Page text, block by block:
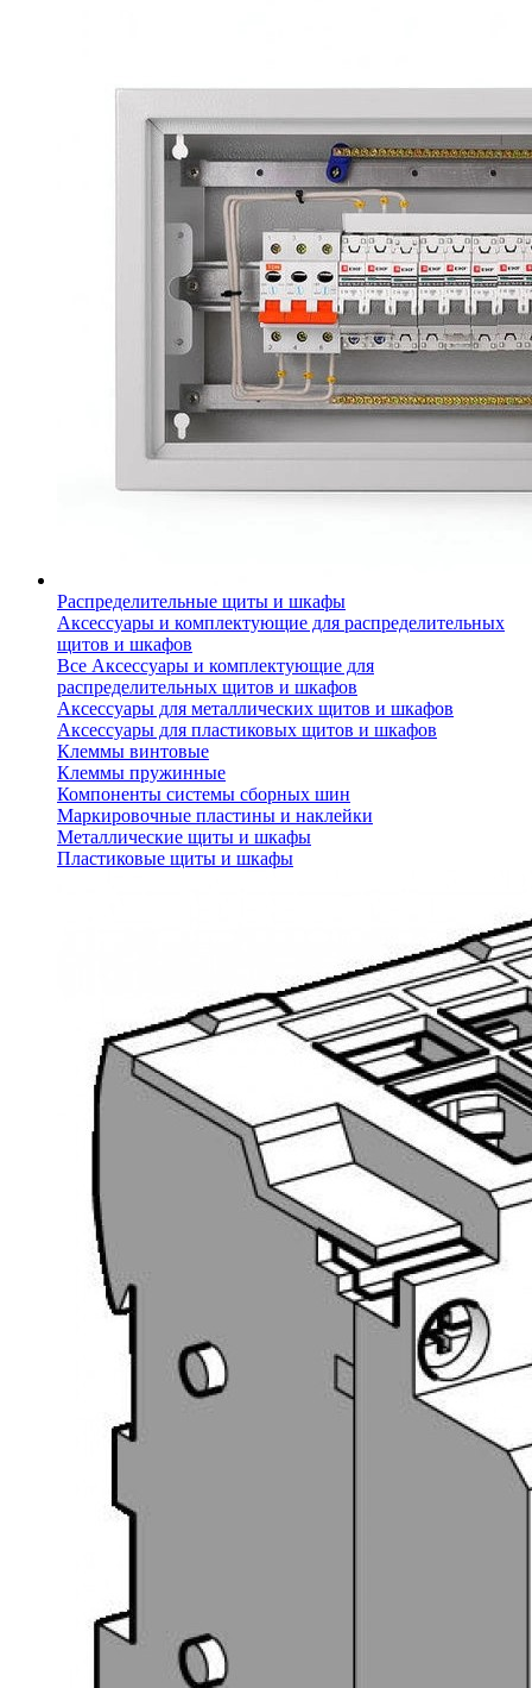
Распределительные щиты и шкафы
Аксессуары и комплектующие для распределительных
щитов и шкафов
Все Аксессуары и комплектующие для
распределительных щитов и шкафов
Аксессуары для металлических щитов и шкафов
Аксессуары для пластиковых щитов и шкафов
Клеммы винтовые
Клеммы пружинные
Компоненты системы сборных шин
Маркировочные пластины и наклейки
Металлические щиты и шкафы
Пластиковые щиты и шкафы